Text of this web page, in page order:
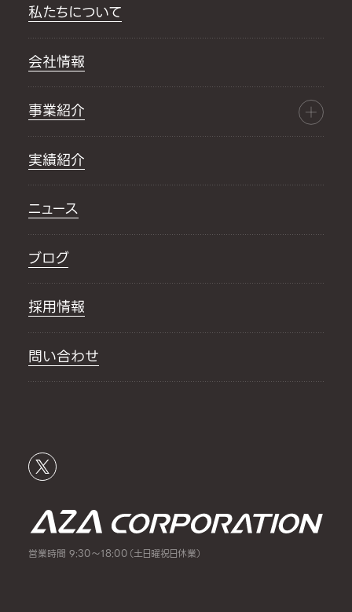
私たちについて
会社情報
事業紹介
実績紹介
ニュース
ブログ
採用情報
問い合わせ
営業時間 9:30～18:00（土日曜祝日休業）